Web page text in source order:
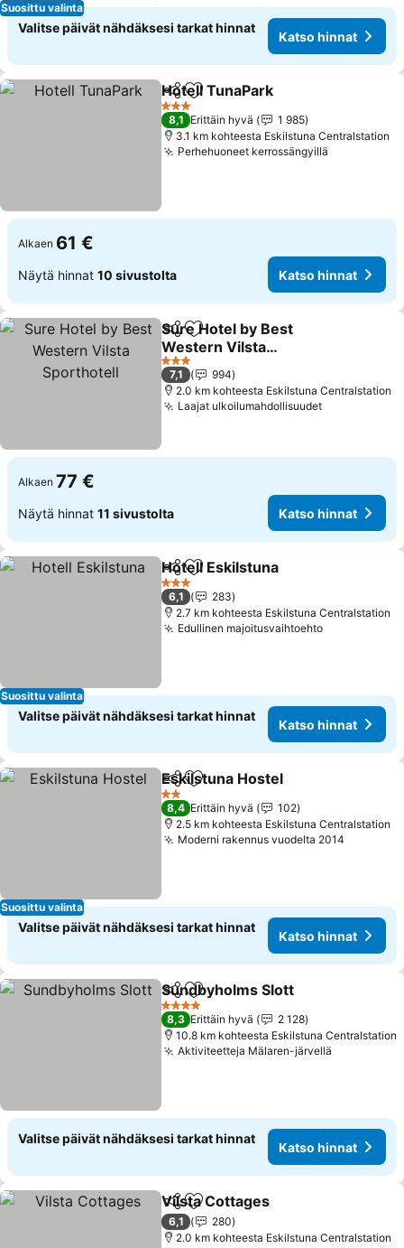
Suosittu valinta
Valitse päivät nähdäksesi tarkat hinnat
Katso hinnat
Jaa Lisää suosikkeihin
Hotell TunaPark
3 Tähtiluokitus
8,1 Erittäin hyvä
1 985
3.1 km kohteesta Eskilstuna Centralstation
Perhehuoneet kerrossängyillä
Alkaen 61 €
Näytä hinnat 10 sivustolta Katso hinnat
Jaa Lisää suosikkeihin
Sure Hotel by Best
Western Vilsta
Sporthotell
Katso hinnat
3 Tähtiluokitus
7,1
994
2.0 km kohteesta Eskilstuna Centralstation
Laajat ulkoilumahdollisuudetKatso
Alkaen 77 €
Näytä hinnat 11 sivustolta Katso hinnat
Suosittu valinta
Jaa Lisää suosikkeihin
Hotell Eskilstuna
3 Tähtiluokitus
6,1
283
2.7 km kohteesta Eskilstuna Centralstation
Edullinen majoitusvaihtoehtoKatso
Valitse päivät nähdäksesi tarkat hinnat
Katso hinnat
Suosittu valinta
Jaa Lisää suosikkeihin
Eskilstuna Hostel
2 Tähtiluokitus
8,4 Erittäin hyvä
102
2.5 km kohteesta Eskilstuna Centralstation
Moderni rakennus vuodelta 2014
Valitse päivät nähdäksesi tarkat hinnat
Katso hinnat
Jaa Lisää suosikkeihin
Sundbyholms Slott
4 Tähtiluokitus
8,3 Erittäin hyvä
2 128
10.8 km kohteesta Eskilstuna Centralstation
Aktiviteetteja Mälaren-järvellä
Valitse päivät nähdäksesi tarkat hinnat
Katso hinnat
Jaa Lisää suosikkeihin
Vilsta Cottages
6,1
280
2.0 km kohteesta Eskilstuna Centralstation